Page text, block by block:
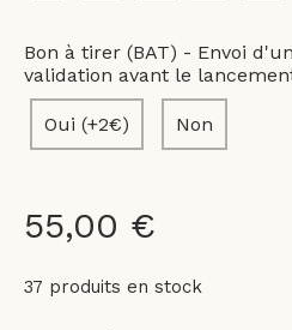
Bon à tirer (BAT) - Envoi
validation avant le
Oui (+2€) Non
55,00 €
37 produits en stock